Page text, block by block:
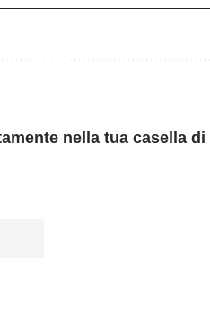
nella tua casella di